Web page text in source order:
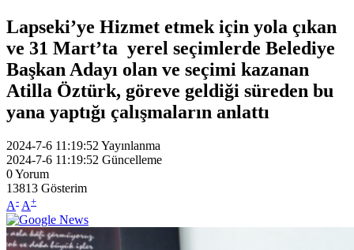
Lapseki’ye Hizmet etmek için yola çıkan
ve 31 Mart’ta yerel seçimlerde Belediye
Başkan Adayı olan ve seçimi kazanan
Atilla Öztürk, göreve geldiği süreden bu
yana yaptığı çalışmaların anlattı
2024-7-6 11:19:52 Yayınlanma
2024-7-6 11:19:52 Güncelleme
0Yorum
13813 Gösterim
A- A+